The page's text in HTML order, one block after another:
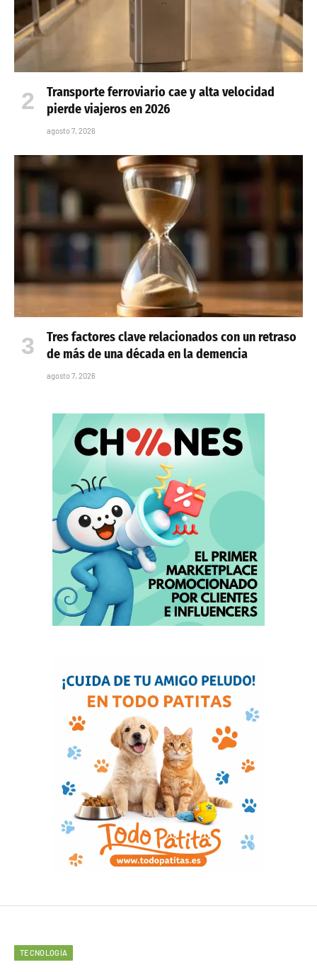
Transporte ferroviario cae y alta velocidad
pierde viajeros en 2026
agosto 7, 2026
Tres factores clave relacionados con un retraso
de más de una década en la demencia
agosto 7, 2026
TECNOLOGÍA